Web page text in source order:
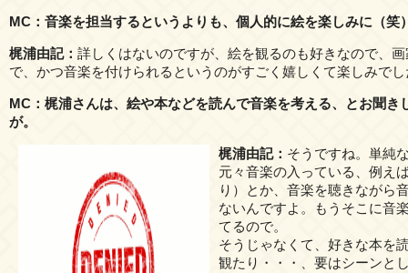
MC：音楽を担当するというよりも、個人的に絵を楽しみに（笑
梶浦由記： 詳しくはないのですが、絵を観るのも好きなので、
で、かつ音楽を付けられるというのがすごく嬉しくて楽しみで
MC：梶浦さんは、絵や本などを読んで音楽を考える、とお聞き
が。
梶浦由記： そうですね。単純
元々音楽の入っている、例え
り）とか、音楽を聴きながら
ないんですよ。もうそこに音
てるので。
そうじゃなくて、好きな本を
観たり・・・、要はシーンと